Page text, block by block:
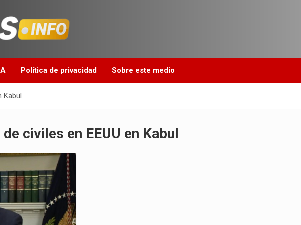
Política de privacidad Sobre este medio
Kabul
civiles en EEUU en Kabul